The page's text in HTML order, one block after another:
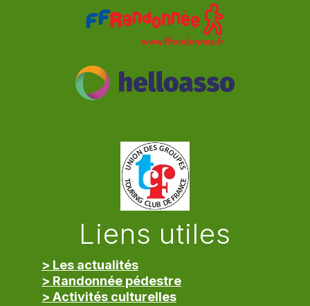
Liens utiles
> Les actualités
> Randonnée pédestre
> Activités culturelles